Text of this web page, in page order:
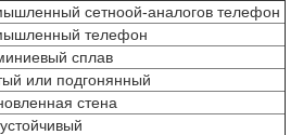
сетноой-аналогов телефон
телефон
сплав
или подгонянный
стена